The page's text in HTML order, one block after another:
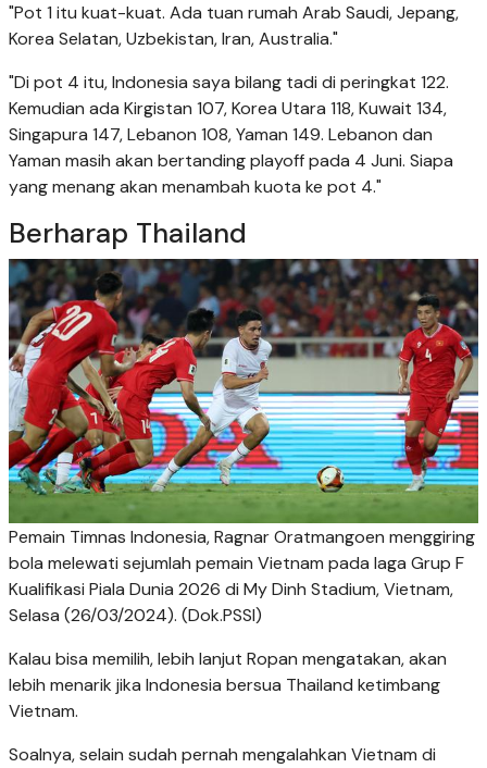
"Pot 1 itu kuat-kuat. Ada tuan rumah Arab Saudi, Jepang,
Korea Selatan, Uzbekistan, Iran, Australia."
"Di pot 4 itu, Indonesia saya bilang tadi di peringkat 122.
Kemudian ada Kirgistan 107, Korea Utara 118, Kuwait 134,
Singapura 147, Lebanon 108, Yaman 149. Lebanon dan
Yaman masih akan bertanding playoff pada 4 Juni. Siapa
yang menang akan menambah kuota ke pot 4."
Berharap Thailand
Pemain Timnas Indonesia, Ragnar Oratmangoen menggiring
bola melewati sejumlah pemain Vietnam pada laga Grup F
Kualifikasi Piala Dunia 2026 di My Dinh Stadium, Vietnam,
Selasa (26/03/2024). (Dok.PSSI)
Kalau bisa memilih, lebih lanjut Ropan mengatakan, akan
lebih menarik jika Indonesia bersua Thailand ketimbang
Vietnam.
Soalnya, selain sudah pernah mengalahkan Vietnam di